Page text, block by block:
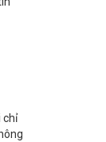
chỉ